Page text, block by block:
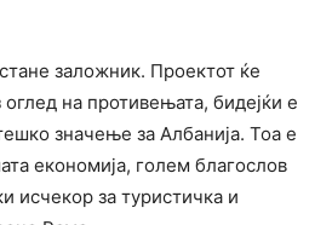
заложник. Проектот ќе
на противењата, бидејќи е
значење за Албанија. Тоа е
економија, голем благослов
исчекор за туристичка и